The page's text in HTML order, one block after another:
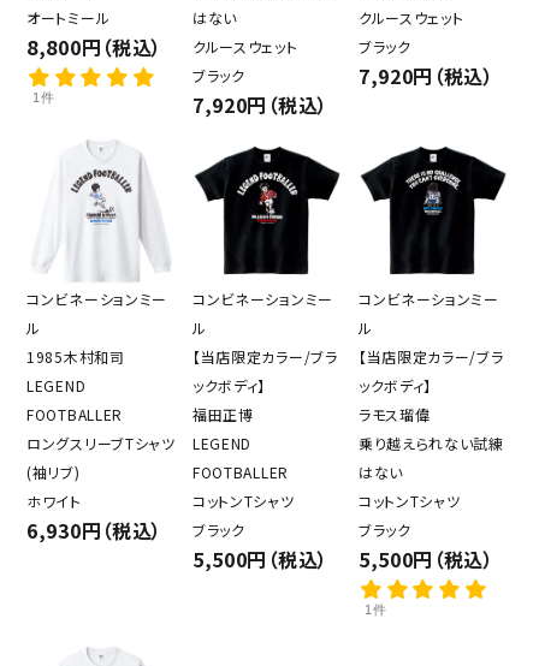
オートミール
8,800円（税込）
1件
はない
クルースウェット
ブラック
7,920円（税込）
クルースウェット
ブラック
7,920円（税込）
コンビネーションミー
ル
1985木村和司
LEGEND
FOOTBALLER
ロングスリーブTシャツ
(袖リブ)
ホワイト
6,930円（税込）
コンビネーションミー
ル
【当店限定カラー/ブラ
ックボディ】
福田正博
LEGEND
FOOTBALLER
コットンTシャツ
ブラック
5,500円（税込）
コンビネーションミー
ル
【当店限定カラー/ブラ
ックボディ】
ラモス瑠偉
乗り越えられない試練
はない
コットンTシャツ
ブラック
5,500円（税込）
1件